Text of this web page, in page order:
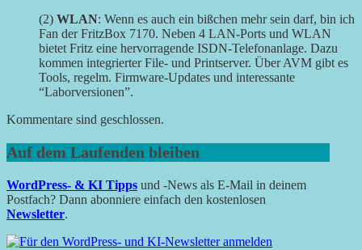
(2) WLAN: Wenn es auch ein bißchen mehr sein darf, bin ich
Fan der FritzBox 7170. Neben 4 LAN-Ports und WLAN
bietet Fritz eine hervorragende ISDN-Telefonanlage. Dazu
kommen integrierter File- und Printserver. Über AVM gibt es
Tools, regelm. Firmware-Updates und interessante
“Laborversionen”.
Kommentare sind geschlossen.
Auf dem Laufenden bleiben
WordPress- & KI Tipps und -News als E-Mail in deinem
Postfach? Dann abonniere einfach den kostenlosen
Newsletter.